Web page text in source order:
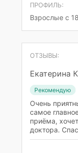
ПРОФИЛЬ:
Взрослые с
ОТЗЫВЫ:
Екатерина
Рекомендую
Очень
самое
приёма,
доктора.